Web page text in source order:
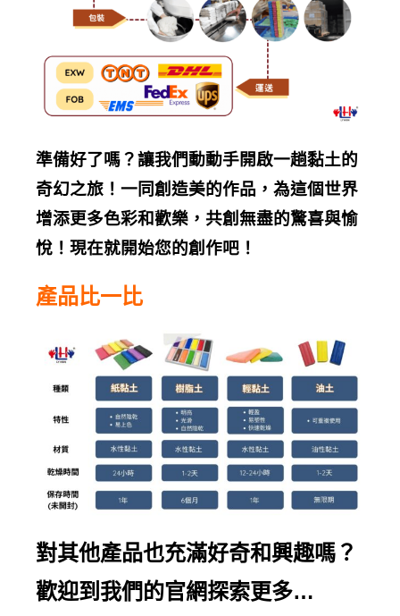
準備好了嗎？讓我們動動手開啟一趟黏土的
奇幻之旅！一同創造美的作品，為這個世界
增添更多色彩和歡樂，共創無盡的驚喜與愉
悅！現在就開始您的創作吧！
產品比一比
對其他產品也充滿好奇和興趣嗎？
歡迎到我們的官網探索更多…